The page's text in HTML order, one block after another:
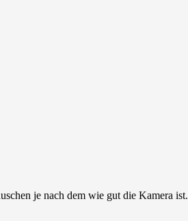
je nach dem wie gut die Kamera ist.